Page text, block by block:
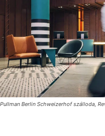
Pullman Berlin Schweizerhof szálloda,